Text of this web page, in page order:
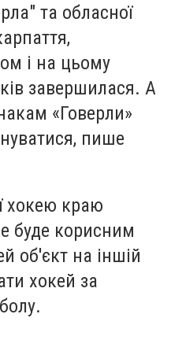
та обласної
і на цьому
завершилася. А
«Говерли»
пише
хокею краю
буде корисним
об'єкт на іншій
хокей за